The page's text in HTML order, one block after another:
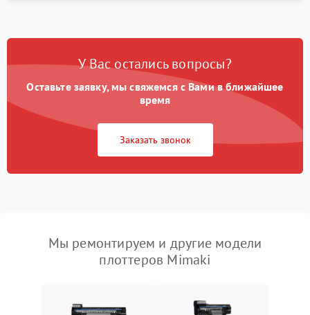
У Вас остались вопросы?
Оставьте заявку, мы свяжемся с Вами в ближайшее
время
Заказать звонок
Мы ремонтируем и другие модели
плоттеров Mimaki